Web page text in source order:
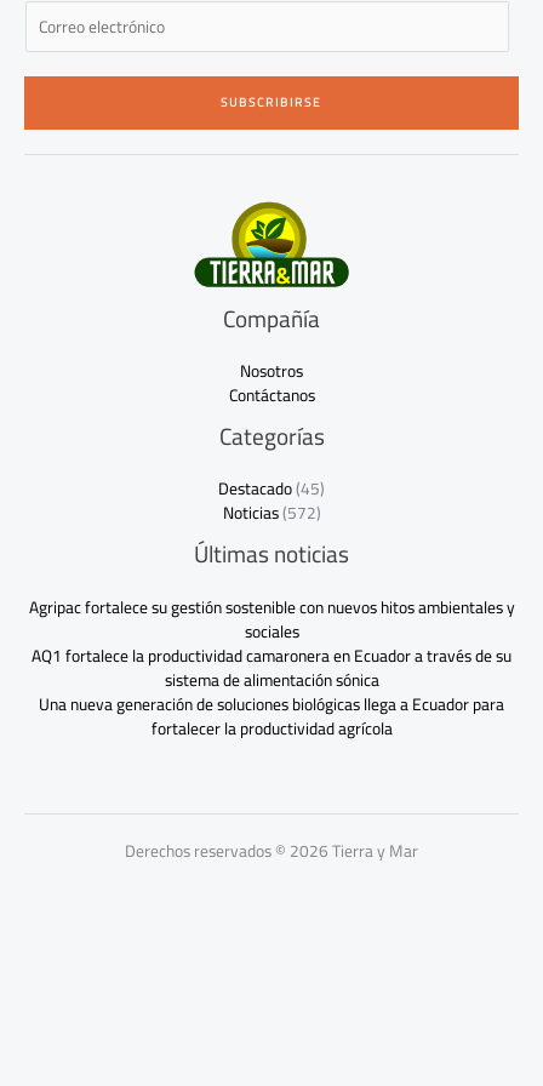
E
a
i
*
SUBSCRIBIRSE
Compañía
Nosotros
Contáctanos
Categorías
Destacado(45)
Noticias(572)
Últimas noticias
Agripac fortalece su gestión sostenible con nuevos hitos ambientales y
sociales
AQ1 fortalece la productividad camaronera en Ecuador a través de su
sistema de alimentación sónica
Una nueva generación de soluciones biológicas llega a Ecuador para
fortalecer la productividad agrícola
Derechos reservados © 2026 Tierra y Mar